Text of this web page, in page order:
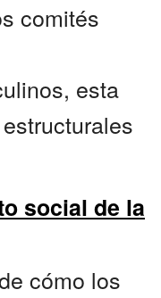
comités
esta
social de la
cómo los